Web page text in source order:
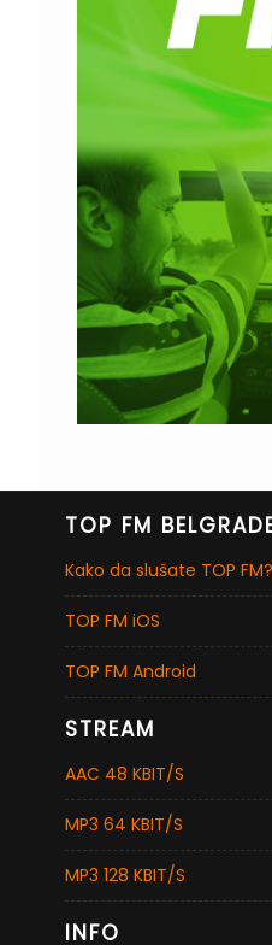
TOP FM
Kako da slušate TOP FM?
TOP FM iOS
TOP FM Android
STREAM
AAC 48 KBIT/S
MP3 64 KBIT/S
MP3 128 KBIT/S
INFO